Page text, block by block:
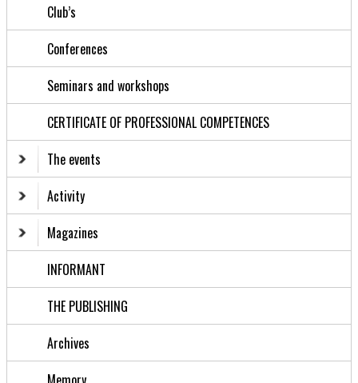
Club’s
Conferences
Seminars and workshops
CERTIFICATE OF PROFESSIONAL COMPETENCES
The events
Activity
Magazines
INFORMANT
THE PUBLISHING
Archives